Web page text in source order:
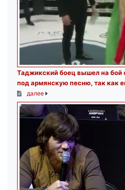
Таджикский боец вышел на бой
под армянскую песню, так как
далее